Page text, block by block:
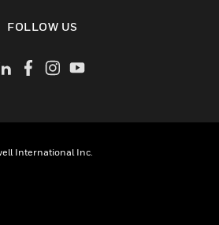
FOLLOW US
International Inc.